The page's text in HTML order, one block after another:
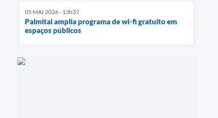
05 MAI 2026 - 13h37
Palmital amplia programa de wi-fi gratuito em
espaços públicos